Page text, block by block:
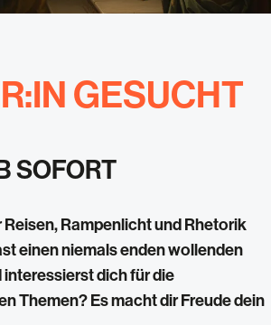
GESUCHT
SOFORT
Reisen, Rampenlicht und Rhetorik
einen niemals enden wollenden
dich für die
Themen? Es macht dir Freude dein